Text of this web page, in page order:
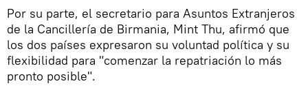
Por su parte, el secretario para Asuntos Extranjeros
de la Cancillería de Birmania, Mint Thu, afirmó que
los dos países expresaron su voluntad política y su
flexibilidad para "comenzar la repatriación lo más
pronto posible".